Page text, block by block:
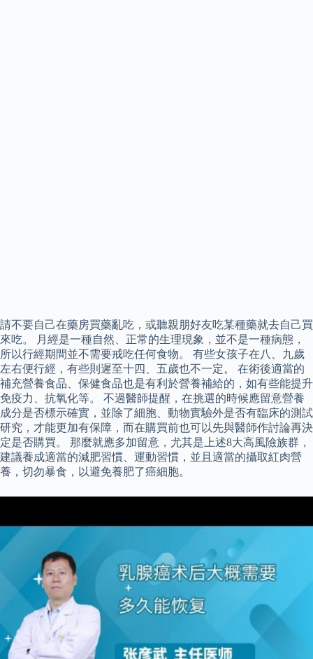
請不要自己在藥房買藥亂吃，或聽親朋好友吃某種藥就去自己買
來吃。 月經是一種自然、正常的生理現象，並不是一種病態，
所以行經期間並不需要戒吃任何食物。 有些女孩子在八、九歲
左右便行經，有些則遲至十四、五歲也不一定。 在術後適當的
補充營養食品、保健食品也是有利於營養補給的，如有些能提升
免疫力、抗氧化等。 不過醫師提醒，在挑選的時候應留意營養
成分是否標示確實，並除了細胞、動物實驗外是否有臨床的測試
研究，才能更加有保障，而在購買前也可以先與醫師作討論再決
定是否購買。 那麼就應多加留意，尤其是上述8大高風險族群，
建議養成適當的減肥習慣、運動習慣，並且適當的攝取紅肉營
養，切勿暴食，以避免養肥了癌細胞。